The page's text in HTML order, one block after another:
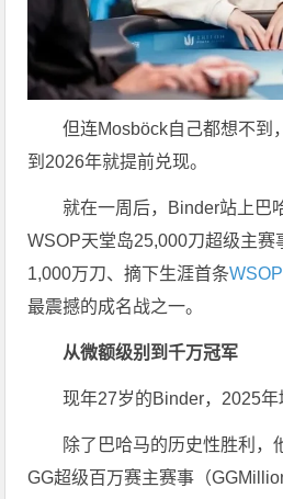
但连Mosböck自己都想不到
到2026年就提前兑现。
就在一周后，Binder站上巴
WSOP天堂岛25,000刀超级主赛
1,000万刀、摘下生涯首条
最震撼的成名战之一。
从微额级别到千万冠军
现年27岁的Binder，2025年
除了巴哈马的历史性胜利，
GG超级百万赛主赛事（